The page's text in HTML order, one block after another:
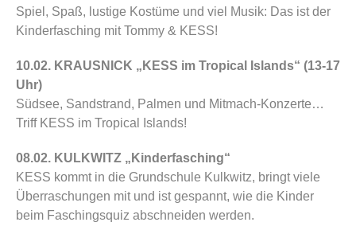
Spiel, Spaß, lustige Kostüme und viel Musik: Das ist der
Kinderfasching mit Tommy & KESS!
10.02. KRAUSNICK „KESS im Tropical Islands“ (13-17
Uhr)
Südsee, Sandstrand, Palmen und Mitmach-Konzerte…
Triff KESS im Tropical Islands!
08.02. KULKWITZ „Kinderfasching“
KESS kommt in die Grundschule Kulkwitz, bringt viele
Überraschungen mit und ist gespannt, wie die Kinder
beim Faschingsquiz abschneiden werden.